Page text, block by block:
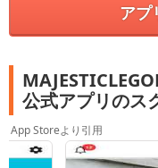
アプ
公式アプリのス
App Storeより引用